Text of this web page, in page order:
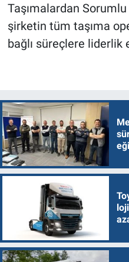
Taşımalardan
şirketin tüm taşıma
bağlı süreçlere liderlik